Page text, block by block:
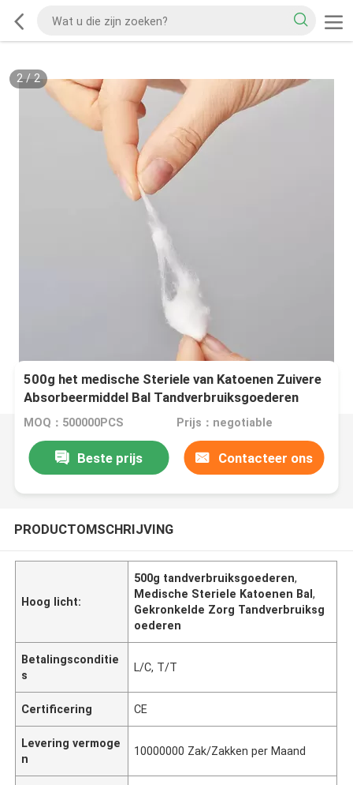
2/2
500g het medische Steriele van Katoenen Zuivere
Absorbeermiddel Bal Tandverbruiksgoederen
100%
MOQ：500000PCS Prijs：negotiable
Beste prijs Contacteer ons
PRODUCTOMSCHRIJVING
Hoog licht:
500g tandverbruiksgoederen,
Medische Steriele Katoenen Bal,
Gekronkelde Zorg Tandverbruiksg
oederen
Betalingsconditie
s
L/C, T/T
Certificering CE
Levering vermoge
n
10000000 Zak/Zakken per Maand